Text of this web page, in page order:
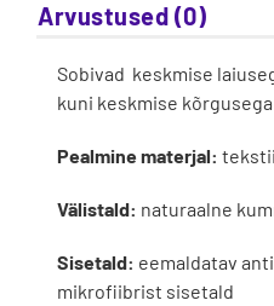
Arvustused (0)
Sobivad keskmise
kuni keskmise kõrgusega
Pealmine materjal:
Välistald: naturaalne
Sisetald: eemaldatav
mikrofiibrist sisetald